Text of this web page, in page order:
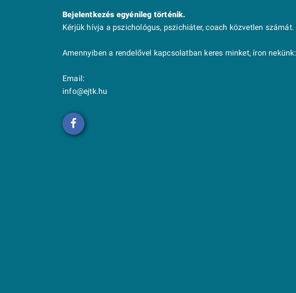
Bejelentkezés egyénileg történik.
Kérjük hívja a pszichológus, pszichiáter, coach közvetlen számát.
Amennyiben a rendelővel kapcsolatban keres minket, íron nekünk:
Email:
info@ejtk.hu